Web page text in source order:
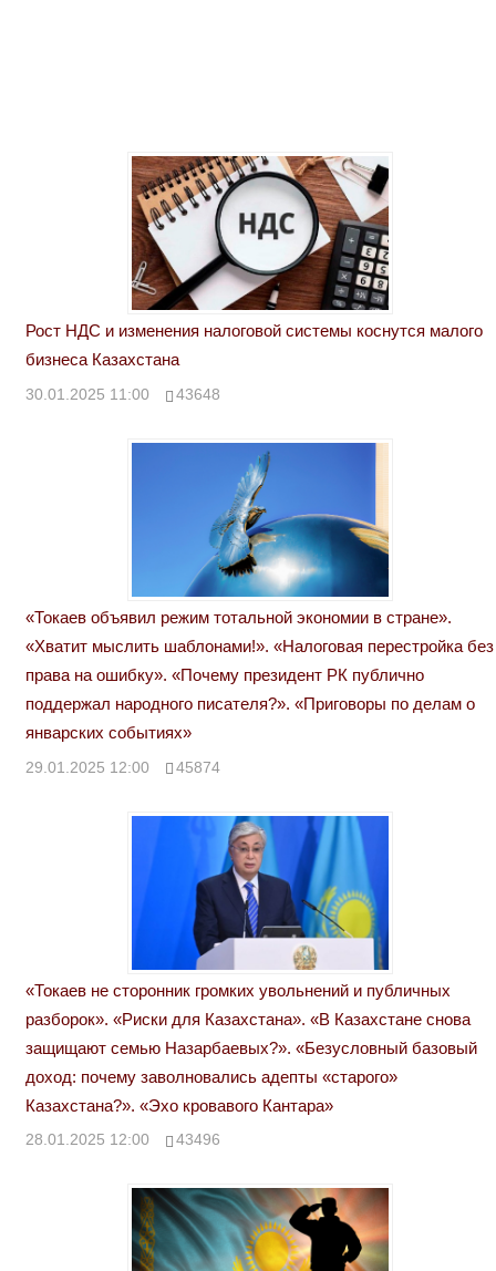
Рост НДС и изменения налоговой системы коснутся малого
бизнеса Казахстана
30.01.2025 11:00 43648
«Токаев объявил режим тотальной экономии в стране».
«Хватит мыслить шаблонами!». «Налоговая перестройка без
права на ошибку». «Почему президент РК публично
поддержал народного писателя?». «Приговоры по делам о
январских событиях»
29.01.2025 12:00 45874
«Токаев не сторонник громких увольнений и публичных
разборок». «Риски для Казахстана». «В Казахстане снова
защищают семью Назарбаевых?». «Безусловный базовый
доход: почему заволновались адепты «старого»
Казахстана?». «Эхо кровавого Кантара»
28.01.2025 12:00 43496